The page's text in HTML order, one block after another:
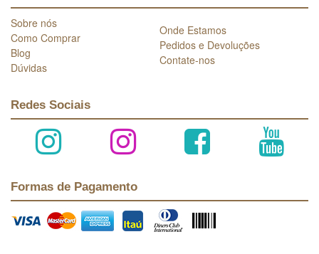
Sobre nós
Como Comprar
Blog
Dúvidas
Onde Estamos
Pedidos e Devoluções
Contate-nos
Redes Sociais
Formas de Pagamento